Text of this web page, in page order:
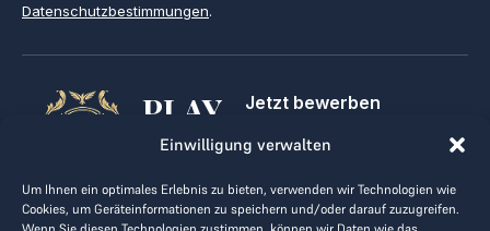
Einwilligung verwalten
Um Ihnen ein optimales Erlebnis zu bieten, verwenden wir Technologien wie
Cookies, um Geräteinformationen zu speichern und/oder darauf zuzugreifen.
Datenschutzbestimmungen.
PLAY
GOLF,
MAKE
Jetzt bewerben
Kontakt
AGB
Datenrichtlinie